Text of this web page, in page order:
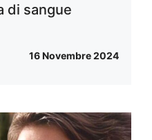
di sangue
16 Novembre 2024